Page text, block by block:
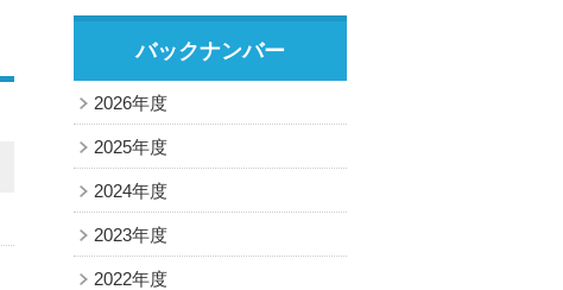
疾患センター・専門病棟
心臓血管センター
透析センター
創傷治療センター・足病外来
内視鏡センター
回復期ﾘﾊﾋﾞﾘﾃｰｼｮﾝ病棟
録音について
用について
耳鼻咽喉科
放射線科
麻酔科
リハビリテーション科
救急科
バックナンバー
2026年度
2025年度
2024年度
2023年度
2022年度